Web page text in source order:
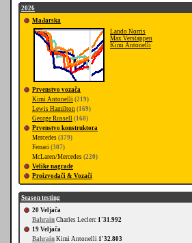
2026
Mađarska
Lando Norris
Max Verstappen
Kimi Antonelli
Prvenstvo vozača
Kimi Antonelli (219)
Lewis Hamilton (169)
George Russell (160)
Prvenstvo konstruktora
Mercedes (379)
Ferrari (307)
McLaren/Mercedes (220)
Velike nagrade
Proizvođači & Vozači
Season testing
20 Veljača
Bahrain Charles Leclerc 1'31.992
19 Veljača
Bahrain Kimi Antonelli 1'32.803